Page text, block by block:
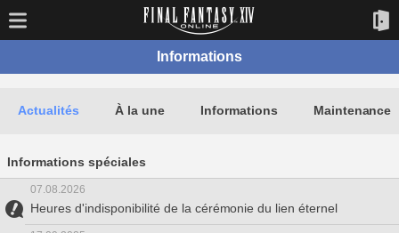
Informations
Actualités À la une Informations Maintenance
Informations spéciales
07.08.2026
Heures d'indisponibilité de la cérémonie du lien éternel